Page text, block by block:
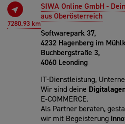
7280.93 km
SIWA Online GmbH -
aus Oberösterreich
Softwarepark 37,
4232 Hagenberg im
Buchbergstraße 3,
4060 Leonding
IT-Dienstleistung,
Wir sind deine
E-COMMERCE.
Als Partner beraten,
wir mit Begeisterung